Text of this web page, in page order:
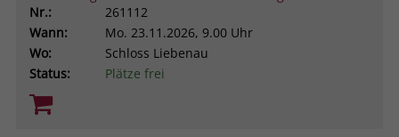
Nr.:
261112
Wann:
Mo. 23.11.2026, 9.00 Uhr
Wo:
Schloss Liebenau
Status:
Plätze frei
Zweck
zu speichern und in einer einzigen
Sitzungsaufzeichnung
zusammenzufassen.